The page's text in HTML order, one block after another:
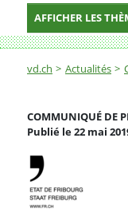
AFFICHER LES
Fil
vd.ch Actualités
Une extension
COMMUNIQUÉ DE
Publié le 22 mai